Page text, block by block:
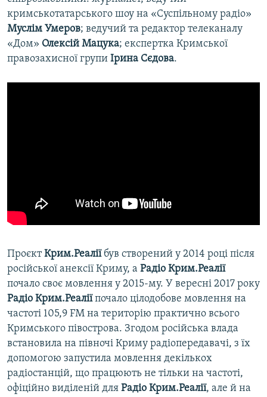
кримськотатарського шоу на «Суспільному радіо»
Муслім Умеров; ведучий та редактор телеканалу
«Дом» Олексій Мацука; експертка Кримської
правозахисної групи Ірина Сєдова.
ПроєктКрим.Реаліїбув створений у 2014 році після
російської анексії Криму, а Радіо Крим.Реалії
почало своє мовлення у 2015-му. У вересні 2017 року
Радіо Крим.Реаліїпочало цілодобове мовлення на
частоті 105,9 FM на територію практично всього
Кримського півострова. Згодом російська влада
встановила на півночі Криму радіопередавачі, з їх
допомогою запустила мовлення декількох
радіостанцій, що працюють не тільки на частоті,
офіційно виділеній для Радіо Крим.Реалії, але й на